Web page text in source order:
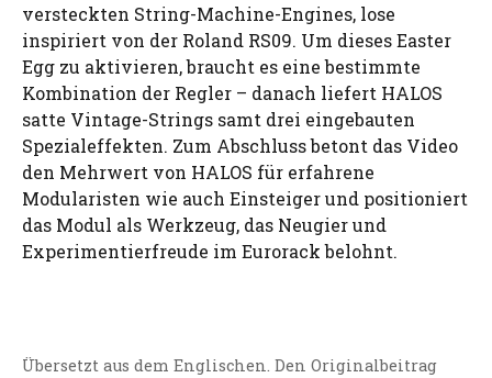
versteckten String-Machine-Engines, lose
inspiriert von der Roland RS09. Um dieses Easter
Egg zu aktivieren, braucht es eine bestimmte
Kombination der Regler – danach liefert HALOS
satte Vintage-Strings samt drei eingebauten
Spezialeffekten. Zum Abschluss betont das Video
den Mehrwert von HALOS für erfahrene
Modularisten wie auch Einsteiger und positioniert
das Modul als Werkzeug, das Neugier und
Experimentierfreude im Eurorack belohnt.
Übersetzt aus dem Englischen. Den Originalbeitrag